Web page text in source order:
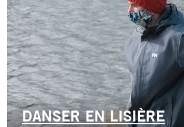
DANSER EN LISIÈRE